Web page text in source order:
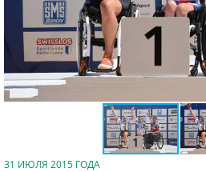
31 ИЮЛЯ 2015 ГОДА